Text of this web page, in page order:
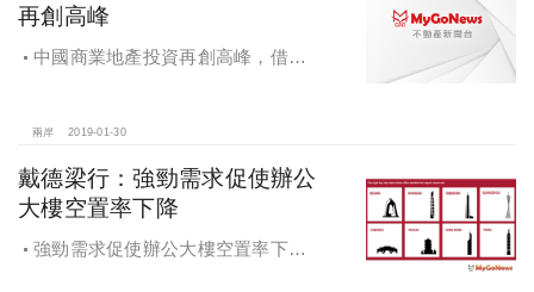
再創高峰
中國商業地產投資再創高峰，借貸
兩岸 2019-01-30
戴德梁行：強勁需求促使辦公
大樓空置率下降
強勁需求促使辦公大樓空置率下